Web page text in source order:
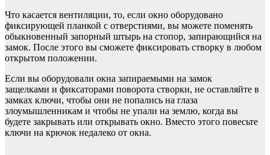
Что касается вентиляции, то, если окно оборудовано
фиксирующей планкой с отверстиями, вы можете поменять
обыкновенный запорный штырь на стопор, запирающийся на
замок. После этого вы сможете фиксировать створку в любом
открытом положении.
Если вы оборудовали окна запираемыми на замок
защелками и фиксаторами поворота створки, не оставляйте в
замках ключи, чтобы они не попались на глаза
злоумышленникам и чтобы не упали на землю, когда вы
будете закрывать или открывать окно. Вместо этого повесьте
ключи на крючок недалеко от окна.